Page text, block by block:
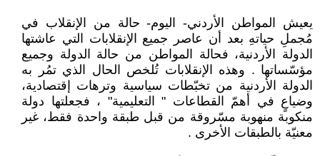
يعيش المواطن الأردني- اليوم- حالة من الإنقلاب في
مُجملِ حياتهِ بعد أن عاصر جميع الإنقلابات التي عاشتها
الدولة الأردنية، فحالة المواطن من حالة الدولة وجميع
مؤسّساتها . وهذه الإنقلابات تُلخص الحال الذي تمُر به
الدولة الأردنية من تخبّطات سياسية وترهات إقتصادية،
وضياعٍ في أهمّ القطاعات " التعليمية" ، فجعلتها دولة
منكوبة منهوبة مسّروقة من قبل طبقة واحدة فقط، غير
معنيّة بالطبقات الأخرى .